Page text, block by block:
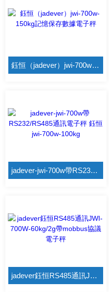
鈺恒（jadever）jwi-700w-150kg記憶保存數據電子秤
jadever-jwi-700w帶RS232/RS485通訊電子秤 鈺恒jwi-700w-100kg
jadever鈺恒RS485通訊JWI-700W-60kg/2g帶mobbus協議電子秤